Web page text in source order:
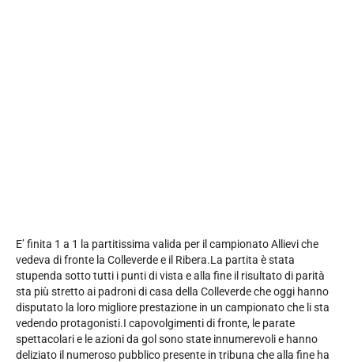
E’ finita 1 a 1 la partitissima valida per il campionato Allievi che
vedeva di fronte la Colleverde e il Ribera.La partita è stata
stupenda sotto tutti i punti di vista e alla fine il risultato di parità
sta più stretto ai padroni di casa della Colleverde che oggi hanno
disputato la loro migliore prestazione in un campionato che li sta
vedendo protagonisti.I capovolgimenti di fronte, le parate
spettacolari e le azioni da gol sono state innumerevoli e hanno
deliziato il numeroso pubblico presente in tribuna che alla fine ha